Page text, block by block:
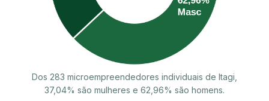
Dos 283 microempreendedores individuais de Itagi,
37,04% são mulheres e 62,96% são homens.